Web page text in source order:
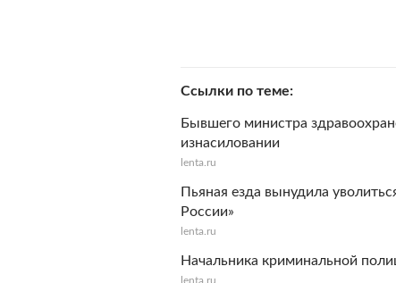
Ссылки по теме
Бывшего министра
изнасиловании
lenta.ru
Пьяная езда вынудила
России»
lenta.ru
Начальника криминальной
lenta.ru